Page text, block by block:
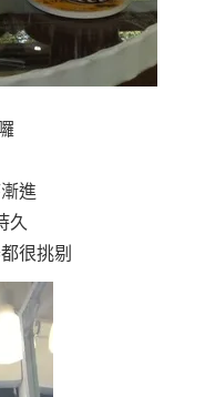
進
久
很挑剔